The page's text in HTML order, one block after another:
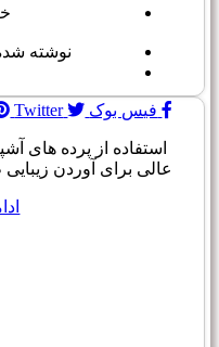
نوشته
فیس بوک Twitter
استفاده از پرده های
عالی برای آوردن